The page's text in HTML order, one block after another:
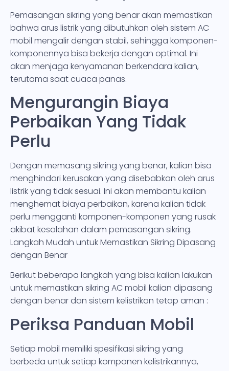
Pemasangan sikring yang benar akan memastikan
bahwa arus listrik yang dibutuhkan oleh sistem AC
mobil mengalir dengan stabil, sehingga komponen-
komponennya bisa bekerja dengan optimal. Ini
akan menjaga kenyamanan berkendara kalian,
terutama saat cuaca panas.
Mengurangin Biaya
Perbaikan Yang Tidak
Perlu
Dengan memasang sikring yang benar, kalian bisa
menghindari kerusakan yang disebabkan oleh arus
listrik yang tidak sesuai. Ini akan membantu kalian
menghemat biaya perbaikan, karena kalian tidak
perlu mengganti komponen-komponen yang rusak
akibat kesalahan dalam pemasangan sikring.
Langkah Mudah untuk Memastikan Sikring Dipasang
dengan Benar
Berikut beberapa langkah yang bisa kalian lakukan
untuk memastikan sikring AC mobil kalian dipasang
dengan benar dan sistem kelistrikan tetap aman :
Periksa Panduan Mobil
Setiap mobil memiliki spesifikasi sikring yang
berbeda untuk setiap komponen kelistrikannya,